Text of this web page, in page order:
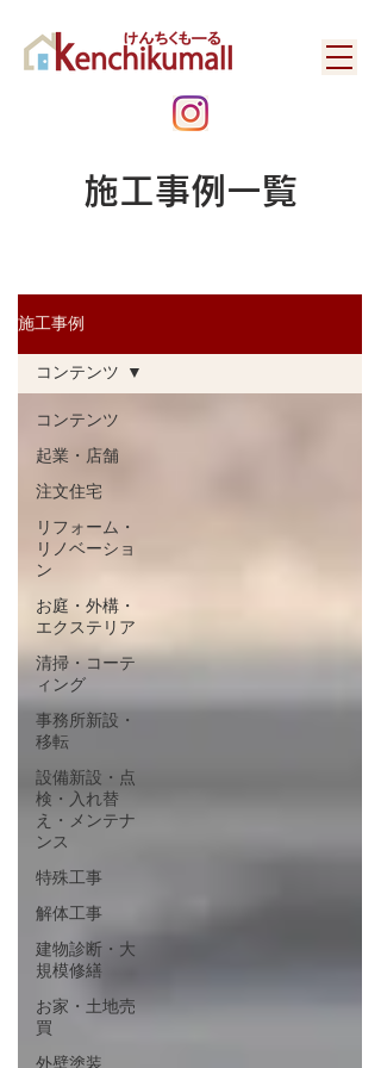
​施工事例一覧
施工事例
コンテンツ
起業・店舗
注文住宅
リフォーム・
リノベーショ
ン
お庭・外構・
エクステリア
清掃・コーテ
ィング
事務所新設・
移転
設備新設・点
検・入れ替
え・メンテナ
ンス
特殊工事
解体工事
建物診断・大
規模修繕
お家・土地売
買
コンテンツ